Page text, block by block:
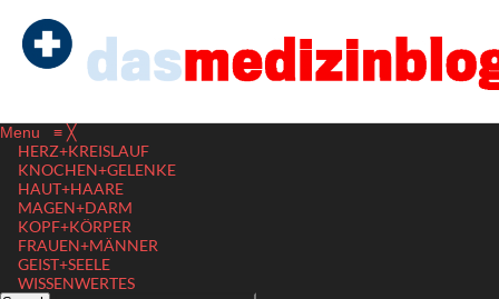
Menu ≡ ╳
HERZ+KREISLAUF
KNOCHEN+GELENKE
HAUT+HAARE
MAGEN+DARM
KOPF+KÖRPER
FRAUEN+MÄNNER
GEIST+SEELE
WISSENWERTES